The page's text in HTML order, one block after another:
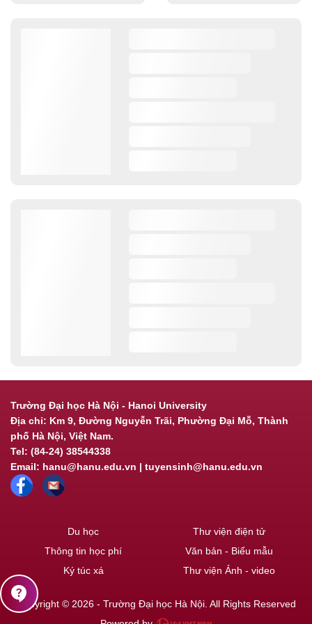
Trường Đại học Hà Nội - Hanoi University
Địa chỉ: Km 9, Đường Nguyễn Trãi, Phường Đại Mỗ, Thành
phố Hà Nội, Việt Nam.
Tel: (84-24) 38544338
Email: hanu@hanu.edu.vn | tuyensinh@hanu.edu.vn
Du học
Thông tin học phí
Ký túc xá
Thư viện điện tử
Văn bản - Biểu mẫu
Thư viện Ảnh - video
Copyright © 2026 - Trường Đại học Hà Nội. All Rights Reserved
contact_support